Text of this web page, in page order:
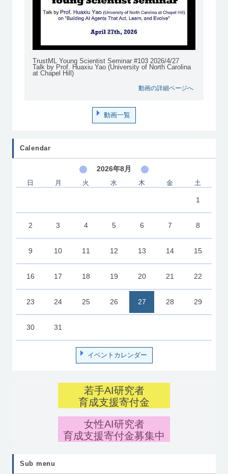
TrustML Young Scientist Seminar #103 2026/4/27
Talk by Prof. Huaxiu Yao (University of North Carolina
at Chapel Hill)
動画の詳細ページへ
動画一覧
Calendar
2026年8月
日 月 火 水 木 金 土
1
2 3 4 5 6 7 8
9 10 11 12 13 14 15
16 17 18 19 20 21 22
23 24 25 26 27 28 29
30 31
イベントカレンダー
若手AI研究者
育成支援寄付金
女性AI研究者
育成支援寄付金募集中
Sub menu